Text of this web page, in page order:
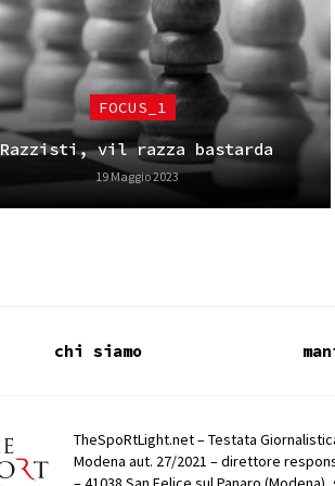
FOCUS_1
Razzisti, vil razza bastarda
19 Maggio 2023
chi siamo
TheSpoRtLight.net – Testata
Modena aut. 27/2021 – direttore